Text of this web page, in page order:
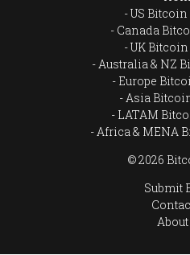
US Bitcoin
Canada
UK
Australia & NZ
Europe
Asia
LATAM
Africa & MENA
© 2026
Submit
About